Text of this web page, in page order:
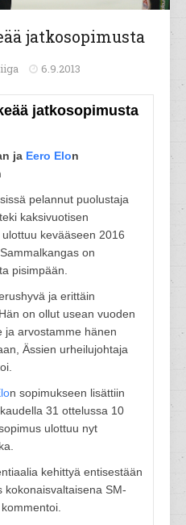
jatkosopimusta
6.9.2013
jatkosopimusta
ja Eero Elon
pelannut puolustaja
teki kaksivuotisen
kevääseen 2016
on
pisimpään.
ja erittäin
on ollut usean vuoden
ja arvostamme hänen
Ässien urheilujohtaja
n sopimukseen lisättiin
31 ottelussa 10
ulottuu nyt
kehittyä entisestään
kokonaisvaltaisena SM-